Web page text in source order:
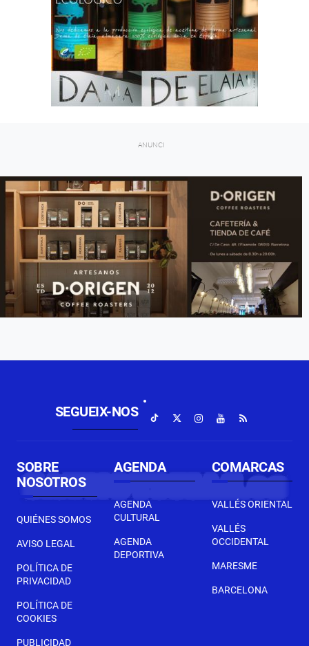
SEGUEIX-NOS
SOBRE
NOSOTROS
QUIÉNES SOMOS
AVISO LEGAL
POLÍTICA DE
PRIVACIDAD
POLÍTICA DE
COOKIES
PUBLICIDAD
AGENDA
AGENDA
CULTURAL
AGENDA
DEPORTIVA
COMARCAS
VALLÉS ORIENTAL
VALLÉS
OCCIDENTAL
MARESME
BARCELONA